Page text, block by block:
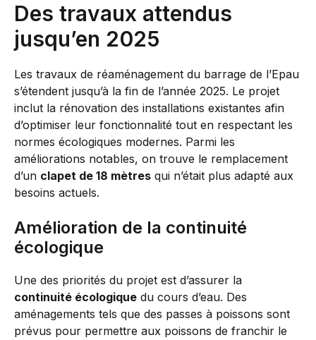
Des travaux attendus
jusqu’en 2025
Les travaux de réaménagement du barrage de l’Epau
s’étendent jusqu’à la fin de l’année 2025. Le projet
inclut la rénovation des installations existantes afin
d’optimiser leur fonctionnalité tout en respectant les
normes écologiques modernes. Parmi les
améliorations notables, on trouve le remplacement
d’un clapet de 18 mètres qui n’était plus adapté aux
besoins actuels.
Amélioration de la continuité
écologique
Une des priorités du projet est d’assurer la
continuité écologique du cours d’eau. Des
aménagements tels que des passes à poissons sont
prévus pour permettre aux poissons de franchir le